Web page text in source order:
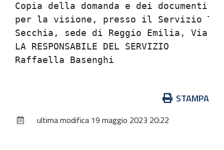
Copia della domanda e dei
per la visione, presso il
Secchia, sede di Reggio
LA
documento
STAMPA
ultima modifica 19 maggio 2023 20:22